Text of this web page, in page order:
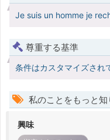
Je suis un homme je
尊重する基準
条件はカスタマイズされ
私のことをもっと知
興味